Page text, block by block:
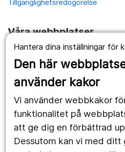
Hantera dina inställningar för
Den här
använder kakor
Vi använder webbkakor
funktionalitet på
att ge dig en förbättrad
Dessutom kan vi med ditt
Tillgänglighetsredogörelse
Våra webbplatser
1177.se
Länstrafiken
Utveckling
Följ oss